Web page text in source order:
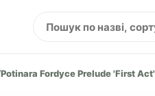
Potinara Fordyce Prelude 'First Act'